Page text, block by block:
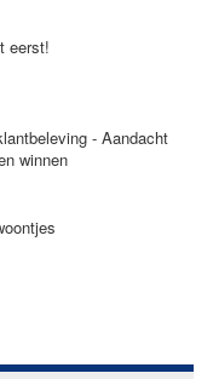
eerst!
- Aandacht
winnen